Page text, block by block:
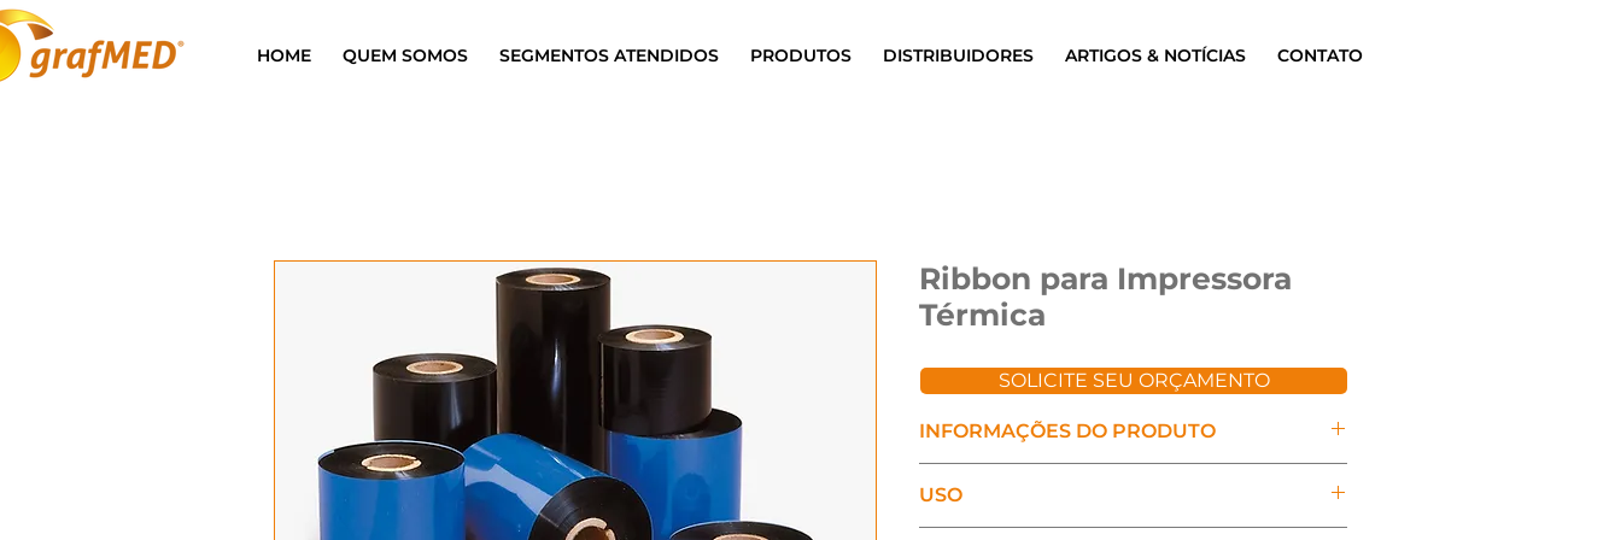
HOME QUEM SOMOS SEGMENTOS ATENDIDOS PRODUTOS DISTRIBUIDORES ARTIGOS & NOTÍCIAS CONTATO
Ribbon para Impressora
Térmica
INFORMAÇÕES DO PRODUTO
(Cera/Resina) Sua formulação oferece ampla
adaptabilidade em diversos substratos.
USO
SOLICITE SEU ORÇAMENTO